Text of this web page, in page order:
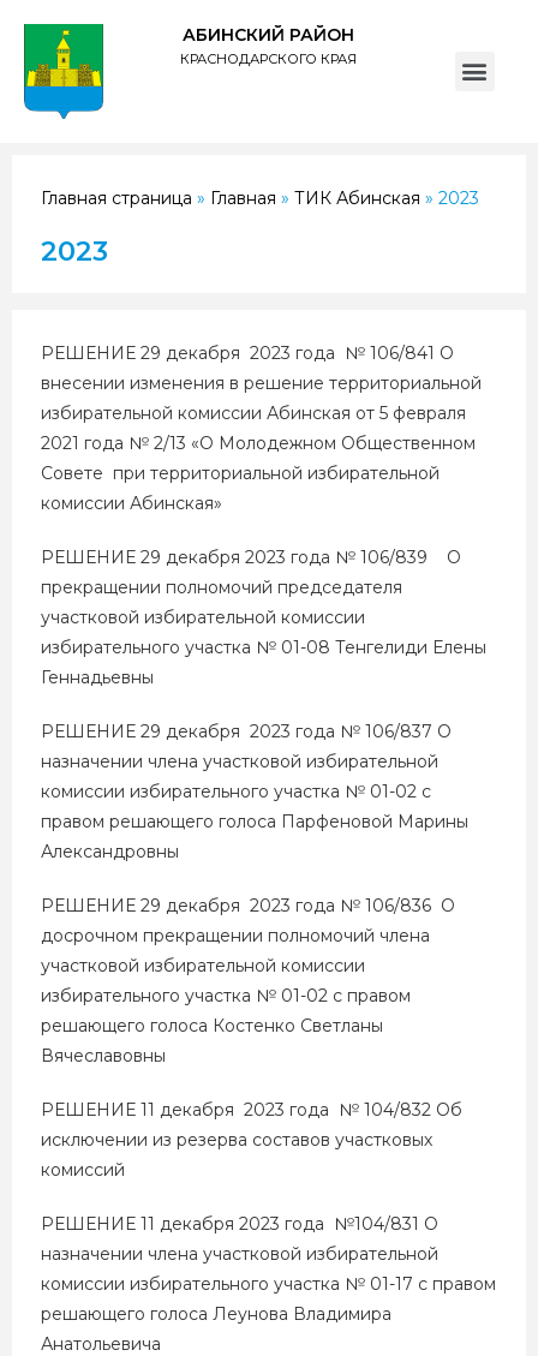
АБИНСКИЙ РАЙОН
КРАСНОДАРСКОГО КРАЯ
Главная страница » Главная » ТИК Абинская » 2023
2023
РЕШЕНИЕ 29 декабря 2023 года № 106/841 О
внесении изменения в решение территориальной
избирательной комиссии Абинская от 5 февраля
2021 года № 2/13 «О Молодежном Общественном
Совете при территориальной избирательной
комиссии Абинская»
РЕШЕНИЕ 29 декабря 2023 года № 106/839 О
прекращении полномочий председателя
участковой избирательной комиссии
избирательного участка № 01-08 Тенгелиди Елены
Геннадьевны
РЕШЕНИЕ 29 декабря 2023 года № 106/837 О
назначении члена участковой избирательной
комиссии избирательного участка № 01-02 с
правом решающего голоса Парфеновой Марины
Александровны
РЕШЕНИЕ 29 декабря 2023 года № 106/836 О
досрочном прекращении полномочий члена
участковой избирательной комиссии
избирательного участка № 01-02 с правом
решающего голоса Костенко Светланы
Вячеславовны
РЕШЕНИЕ 11 декабря 2023 года № 104/832 Об
исключении из резерва составов участковых
комиссий
РЕШЕНИЕ 11 декабря 2023 года №104/831 О
назначении члена участковой избирательной
комиссии избирательного участка № 01-17 с правом
решающего голоса Леунова Владимира
Анатольевича